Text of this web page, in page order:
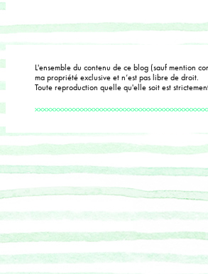
L'ensemble du contenu de ce blog (sauf mention
ma propriété exclusive et n’est pas libre de droit.
Toute reproduction quelle qu'elle soit est